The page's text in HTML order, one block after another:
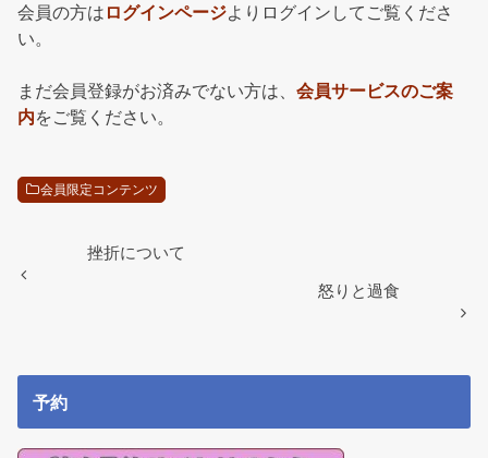
会員の方は ログインページよりログインしてご覧くださ
い。
まだ会員登録がお済みでない方は、会員サービスのご案
内をご覧ください。
会員限定コンテンツ
挫折について
怒りと過食
予約